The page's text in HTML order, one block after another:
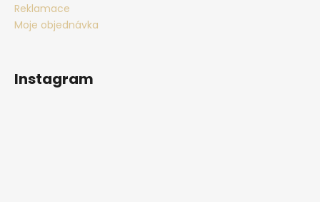
Reklamace
Moje objednávka
Instagram